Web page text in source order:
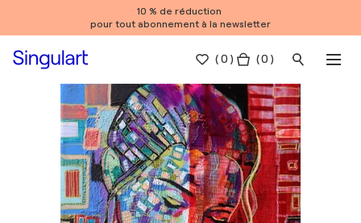
10 % de réduction
pour tout abonnement à la newsletter
(0 ) ( 0 )